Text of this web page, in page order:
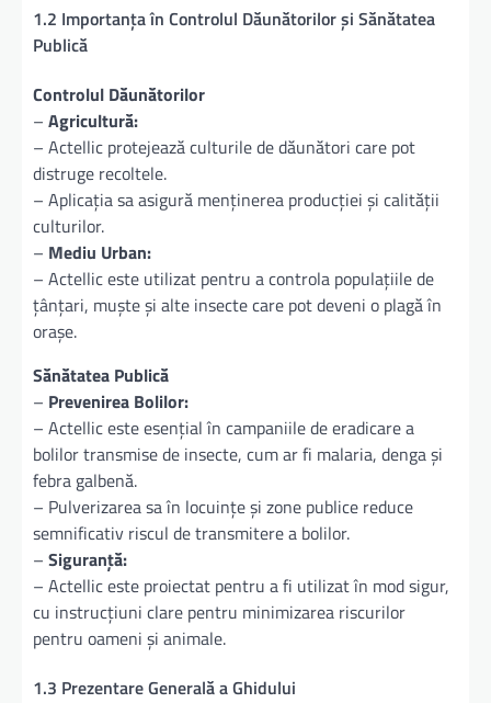
1.2 Importanța în Controlul Dăunătorilor și Sănătatea
Publică
Controlul Dăunătorilor
– Agricultură:
– Actellic protejează culturile de dăunători care pot
distruge recoltele.
– Aplicația sa asigură menținerea producției și calității
culturilor.
– Mediu Urban:
– Actellic este utilizat pentru a controla populațiile de
țânțari, muște și alte insecte care pot deveni o plagă în
orașe.
Sănătatea Publică
– Prevenirea Bolilor:
– Actellic este esențial în campaniile de eradicare a
bolilor transmise de insecte, cum ar fi malaria, denga și
febra galbenă.
– Pulverizarea sa în locuințe și zone publice reduce
semnificativ riscul de transmitere a bolilor.
– Siguranță:
– Actellic este proiectat pentru a fi utilizat în mod sigur,
cu instrucțiuni clare pentru minimizarea riscurilor
pentru oameni și animale.
1.3 Prezentare Generală a Ghidului